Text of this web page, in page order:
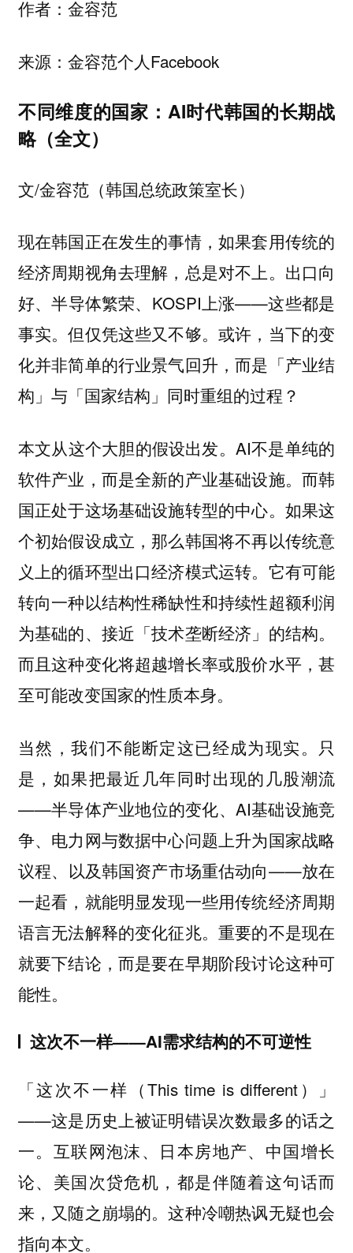
作者：金容范
来源：金容范个人Facebook
不同维度的国家：AI时代韩国的长期战
略（全文）
文/金容范（韩国总统政策室长）
现在韩国正在发生的事情，如果套用传统的
经济周期视角去理解，总是对不上。出口向
好、半导体繁荣、KOSPI上涨——这些都是
事实。但仅凭这些又不够。或许，当下的变
化并非简单的行业景气回升，而是「产业结
构」与「国家结构」同时重组的过程？
本文从这个大胆的假设出发。AI不是单纯的
软件产业，而是全新的产业基础设施。而韩
国正处于这场基础设施转型的中心。如果这
个初始假设成立，那么韩国将不再以传统意
义上的循环型出口经济模式运转。它有可能
转向一种以结构性稀缺性和持续性超额利润
为基础的、接近「技术垄断经济」的结构。
而且这种变化将超越增长率或股价水平，甚
至可能改变国家的性质本身。
当然，我们不能断定这已经成为现实。只
是，如果把最近几年同时出现的几股潮流
——半导体产业地位的变化、AI基础设施竞
争、电力网与数据中心问题上升为国家战略
议程、以及韩国资产市场重估动向——放在
一起看，就能明显发现一些用传统经济周期
语言无法解释的变化征兆。重要的不是现在
就要下结论，而是要在早期阶段讨论这种可
能性。
这次不一样——AI需求结构的不可逆性
「这次不一样（This time is different）」
——这是历史上被证明错误次数最多的话之
一。互联网泡沫、日本房地产、中国增长
论、美国次贷危机，都是伴随着这句话而
来，又随之崩塌的。这种冷嘲热讽无疑也会
指向本文。